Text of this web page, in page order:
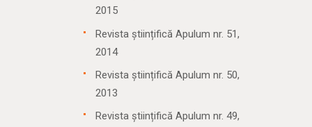
2015
Revista științifică Apulum nr. 51,
2014
Revista științifică Apulum nr. 50,
2013
Revista științifică Apulum nr. 49,